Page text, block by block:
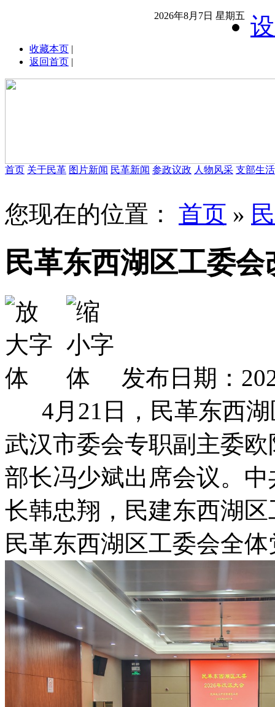
2026年8月7日 星期五
收藏本页 |
返回首页 |
首页 关于民革 图片新闻 民革新闻 参政议政 人物风采 支部生活
您现在的位置： 首页 »
民革东西湖区工委
发布日期：
4月21日，民革东西湖
武汉市委会专职副主委
部长冯少斌出席会议。
长韩忠翔，民建东西湖
民革东西湖区工委会全